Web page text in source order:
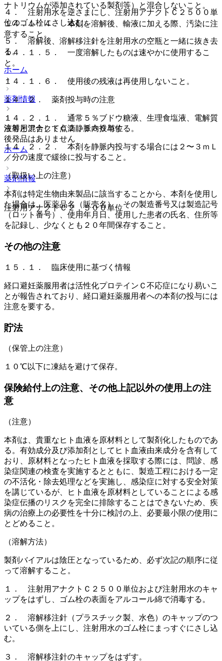
４． 注射用水を逆さまにし、注射用アナクトＣ２５００単
位のゴム栓にさし込む。
５． 溶解後、溶解移注針を注射用水の空瓶と一緒に抜き去
る。
ホーム
薬剤情報
注射用アナクトＣ２，５００単位
後発品はありません
ホーム
薬剤情報
注射用アナクトＣ２，５００単位
ナトリウムが添加されている製剤等）と混合しないこと。
１４．１．４． 本剤を溶解後、輸液に加える際、汚染に注
意すること。
１４．１．５． 一度溶解したものは速やかに使用するこ
と。
１４．１．６． 使用後の残液は再使用しないこと。
１４．２． 薬剤投与時の注意
１４．２．１． 通常５％ブドウ糖液、生理食塩液、電解質
液等と混合して点滴静脈内投与する。
１４．２．２． 本剤を静脈内投与する場合には２〜３ｍＬ
／分の速度で緩徐に投与すること。
（取扱い上の注意）
本剤は特定生物由来製品に該当することから、本剤を使用し
た場合は、医薬品名（販売名）、その製造番号又は製造記号
（ロット番号）、使用年月日、使用した患者の氏名、住所等
を記録し、少なくとも２０年間保存すること。
その他の注意
１５．１． 臨床使用に基づく情報
経口避妊薬服用者は活性化プロテインＣ不応症になり易いこ
とが報告されており、経口避妊薬服用者への本剤の投与には
注意を要する。
貯法
（保管上の注意）
１０℃以下に凍結を避けて保存。
保険給付上の注意、その他上記以外の使用上の注
意
（注意）
本剤は、貴重なヒト血液を原材料として製剤化したものであ
る。有効成分及び添加剤としてヒト血液由来成分を含有して
おり、原材料となったヒト血液を採取する際には、問診、感
染症関連の検査を実施するとともに、製造工程における一定
の不活化・除去処理などを実施し、感染症に対する安全対策
を講じているが、ヒト血液を原材料としていることによる感
染症伝播のリスクを完全に排除することはできないため、疾
病の治療上の必要性を十分に検討の上、必要最小限の使用に
とどめること。
（溶解方法）
製剤バイアルは陰圧となっているため、必ず次記の順序に従
って溶解すること。
１． 注射用アナクトＣ２５００単位および注射用水のキャ
ップをはずし、ゴム栓の表面をアルコール綿で消毒する。
２． 溶解移注針（プラスチック製、水色）のキャップのつ
いている側を上にし、注射用水のゴム栓にまっすぐにさし込
む。
３． 溶解移注針のキャップをはずす。